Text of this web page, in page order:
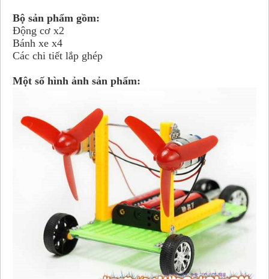
Bộ sản phẩm gồm:
Động cơ x2
Bánh xe x4
Các chi tiết lắp ghép
Một số hình ảnh sản phẩm: